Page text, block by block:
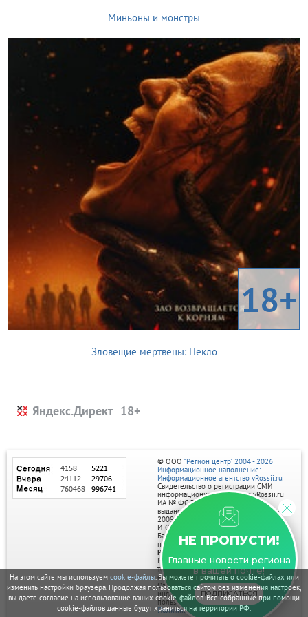
На этом сайте мы используем cookie-файлы. Вы можете прочитать о cookie-файлах или
изменить настройки браузера. Продолжая пользоваться сайтом без изменения настроек,
вы даете согласие на использование ваших cookie-файлов. Все собранные при помощи
cookie-файлов данные будут храниться на территории РФ.
Миньоны и монстры
18+
Зловещие мертвецы: Пекло
Яндекс.Директ
НЕ ПРОПУСТИ!
Главные новости региона
в вашей почте!
ПОДПИСАТЬСЯ
© ООО "Регион центр" 2004 - 2026
Информационное наполнение:
Информационное агентство vRossii.ru
Свидетельство о регистрации СМИ
информационного агентства vRossii.ru
ИА № ФС 77‑35502
выдано РОСКОМНАДЗОРом 04 марта
2009г.
И. О. Главного редактора Нарыков А. Н.
Баннеры на портале размещаются на
правах рекламы.
Реклама на портале:
Рекламное агентство "Умный маркетинг"
тел. 7-910-267-70-40,
email: umnyy.marketing@yandex.ru
Отдельные публикации могут содержать
информацию, не предназначенную для
пользователей до 18 лет.
Политика в отношении обработки